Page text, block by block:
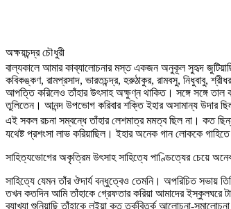
অক্ষয়চন্দ্র চৌধুরী
বাল্যকালে আমার কাব্যালোচনার মস্ত একজন অনুকূল সুহৃদ
কবিকঙ্কণ, রামপ্রসাদ, ভারতচন্দ্র, হরুঠাকুর, রামবসু, নিধুবাবু,
আপত্তি করিলেও তাঁহার উৎসাহ অক্ষুণ্ন থাকিত। সঙ্গে সঙ্গে তাল
তুলিতেন। আনন্দ উপভোগ করিবার শক্তি ইহার অসামান্য উদার
এই সকল রচনা সম্বন্ধে তাঁহার লেশমাত্র মমত্ব ছিল না। কত
যথেষ্ট প্রশংসা লাভ করিয়াছিল। ইহার অনেক গান লোককে গাহিতে
সাহিত্যভোগের অকৃত্রিম উৎসাহ সাহিত্যে পাণ্ডিত্যের চেয়ে
সাহিত্যে যেমন তাঁর ঔদার্য বন্ধুত্বেও তেমনি। অপরিচিত সভায়
তখন কতদিন আমি তাঁহাকে গ্রেফতার করিয়া আমাদের ইস্কুলঘরে
ব্যাখ্যা শুনিয়াছি তাঁহাকে লইয়া কত তর্কবিতর্ক আলোচনা-